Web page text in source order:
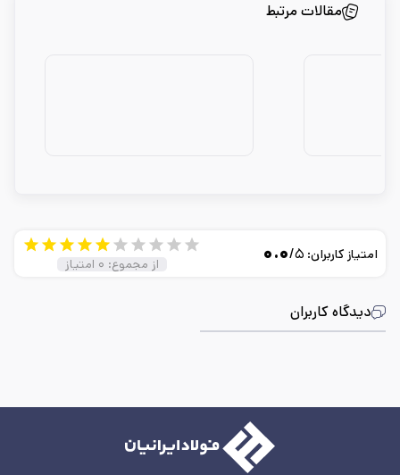
مقالات مرتبط
دیدگاه کاربران
امتیاز کاربران: ۰.۰/۵
از مجموع: ۰ امتیاز